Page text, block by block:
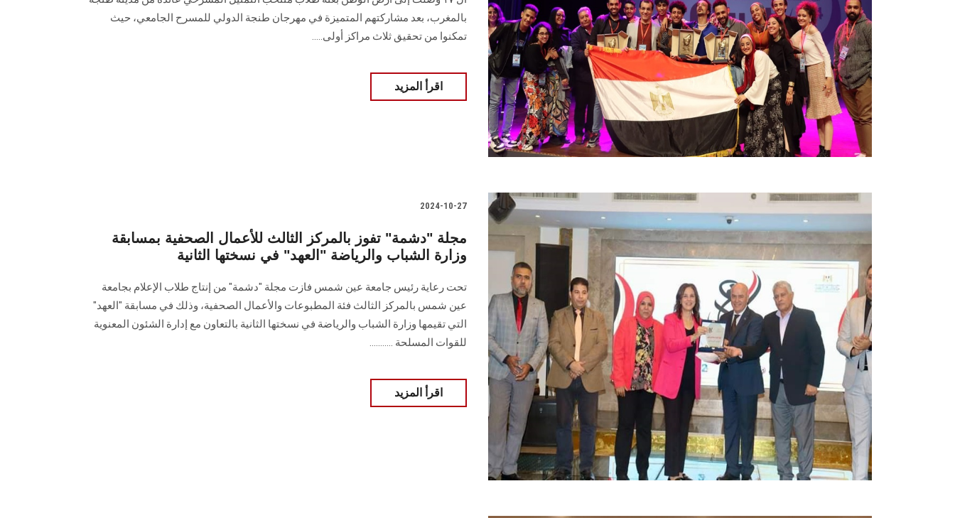
بالمغرب، بعد مشاركتهم المتميزة في مهرجان طنجة الدولي للمسرح الجامعي، حيث
تمكنوا من تحقيق ثلاث مراكز أولى.....
اقرأ المزيد
2024-10-27
مجلة "دشمة" تفوز بالمركز الثالث للأعمال الصحفية بمسابقة
وزارة الشباب والرياضة "العهد" في نسختها الثانية
تحت رعاية رئيس جامعة عين شمس فازت مجلة "دشمة" من ‏إنتاج طلاب الإعلام بجامعة
عين شمس بالمركز الثالث فئة المطبوعات والأعمال الصحفية، ‏وذلك في مسابقة "العهد"
التي تقيمها وزارة الشباب والرياضة في نسختها الثانية بالتعاون مع ‏إدارة الشئون المعنوية
للقوات المسلحة ...........
اقرأ المزيد